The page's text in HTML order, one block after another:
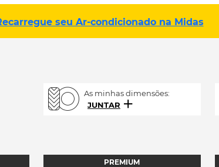
seu Ar-condicionado na Midas
As minhas dimensões:
JUNTAR
PREMIUM